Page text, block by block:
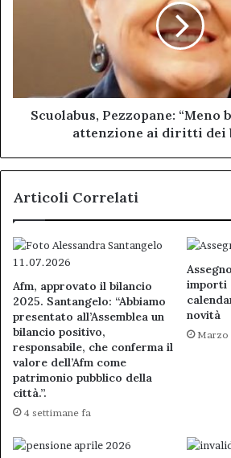
diritti
Scuolabus, Pezzopane:
attenzione ai diritti dei
Articoli Correlati
Afm, approvato il bilancio
2025. Santangelo: “Abbiamo
presentato all’Assemblea un
bilancio positivo,
responsabile, che conferma il
valore dell’Afm come
patrimonio pubblico della
città.”.
4 settimane fa
importi
novità
Marzo